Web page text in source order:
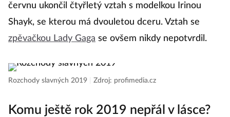
červnu ukončil čtyřletý vztah s modelkou Irinou
Shayk, se kterou má dvouletou dceru. Vztah se
zpěvačkou Lady Gaga se ovšem nikdy nepotvrdil.
Rozchody slavných 2019 Zdroj: profimedia.cz
Komu ještě rok 2019 nepřál v lásce?